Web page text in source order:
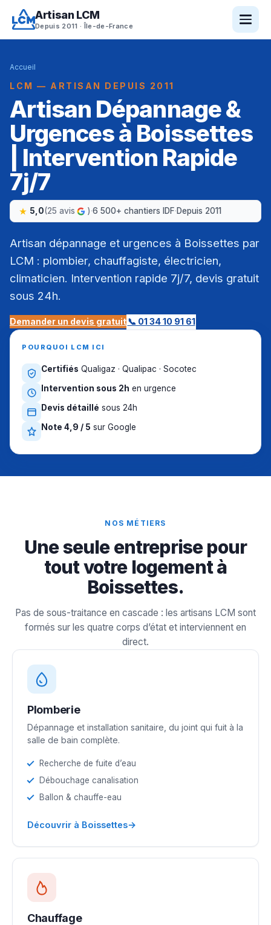
Artisan LCM
Depuis 2011 · Île-de-France
Accueil
LCM — ARTISAN DEPUIS 2011
Artisan Dépannage &
Urgences à Boissettes
| Intervention Rapide
7j/7
5,0(25 avis )·6 500+ chantiers IDF·Depuis 2011
Artisan dépannage et urgences à Boissettes par
LCM : plombier, chauffagiste, électricien,
climaticien. Intervention rapide 7j/7, devis gratuit
sous 24h.
Demander un devis gratuit📞 01 34 10 91 61
POURQUOI LCM ICI
Certifiés Qualigaz · Qualipac · Socotec
Intervention sous 2h en urgence
Devis détaillé sous 24h
Note 4,9 / 5 sur Google
NOS MÉTIERS
Une seule entreprise pour
tout votre logement à
Boissettes.
Pas de sous-traitance en cascade : les artisans LCM sont
formés sur les quatre corps d’état et interviennent en
direct.
Plomberie
Dépannage et installation sanitaire, du joint qui fuit à la
salle de bain complète.
Recherche de fuite d’eau
Débouchage canalisation
Ballon & chauffe-eau
Découvrir à Boissettes→
Chauffage